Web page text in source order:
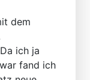
dem
ich ja
fand ich